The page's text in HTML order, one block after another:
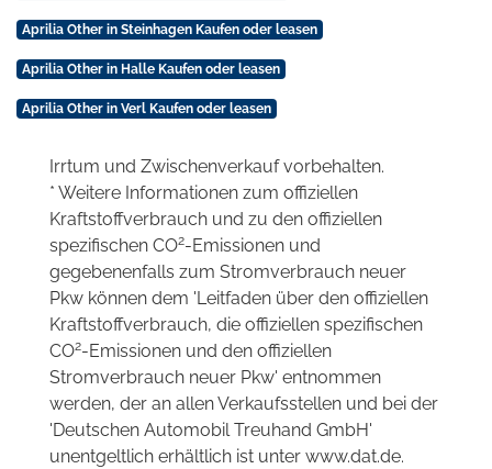
Aprilia Other in Steinhagen Kaufen oder leasen
Aprilia Other in Halle Kaufen oder leasen
Aprilia Other in Verl Kaufen oder leasen
Irrtum und Zwischenverkauf vorbehalten.
* Weitere Informationen zum offiziellen
Kraftstoffverbrauch und zu den offiziellen
spezifischen CO2-Emissionen und
gegebenenfalls zum Stromverbrauch neuer
Pkw können dem 'Leitfaden über den offiziellen
Kraftstoffverbrauch, die offiziellen spezifischen
CO2-Emissionen und den offiziellen
Stromverbrauch neuer Pkw' entnommen
werden, der an allen Verkaufsstellen und bei der
'Deutschen Automobil Treuhand GmbH'
unentgeltlich erhältlich ist unter www.dat.de.